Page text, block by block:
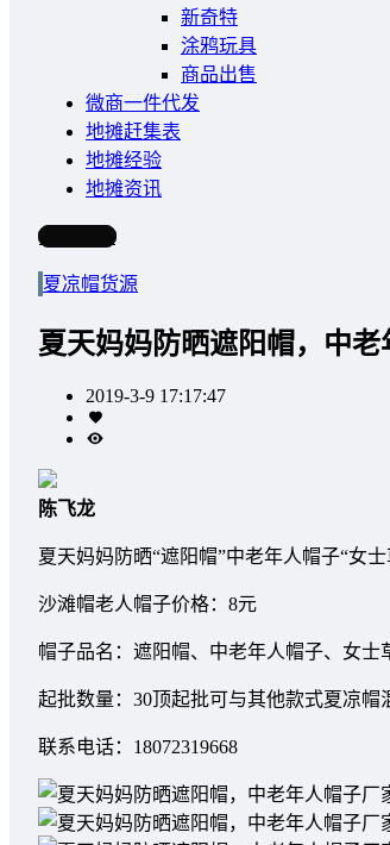
新奇特
涂鸦玩具
商品出售
微商一件代发
地摊赶集表
地摊经验
地摊资讯
写文章
夏凉帽货源
夏天妈妈防晒遮阳帽，中
2019-3-9 17:17:47
陈飞龙
夏天妈妈防晒“遮阳帽”中老年人帽子“女
沙滩帽老人帽子价格：8元
帽子品名：遮阳帽、中老年人帽子、女士
起批数量：30顶起批可与其他款式夏凉帽
联系电话：18072319668